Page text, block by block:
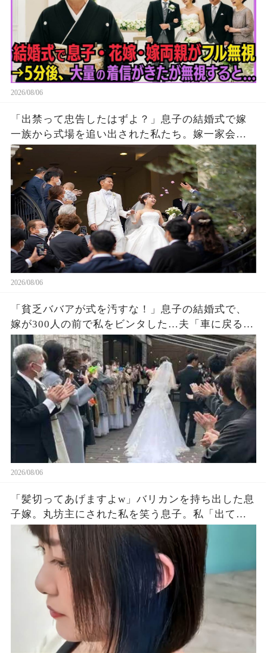
2026/08/06
「出禁って忠告したはずよ？」息子の結婚式で嫁
一族から式場を追い出された私たち。嫁一家会社
の大株主の私が株主総会で社長解任案を出すと
2026/08/06
「貧乏ババアが式を汚すな！」息子の結婚式で、
嫁が300人の前で私をビンタした…夫「車に戻る
か」私「ごめん」皆が私を哀れんでいたが真実が
明かされ嫁は顔面蒼白になった…
2026/08/06
「髪切ってあげますよw」バリカンを持ち出した息
子嫁。丸坊主にされた私を笑う息子。私「出てい
く…」息子夫婦「勝手にしろw」→翌朝、全財産を
持って姿を眩ませた結果…